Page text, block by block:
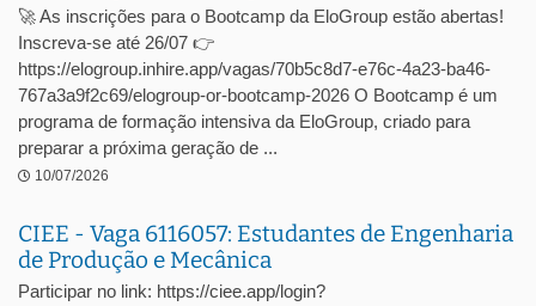
🚀 As inscrições para o Bootcamp da EloGroup estão abertas!
Inscreva-se até 26/07 👉
https://elogroup.inhire.app/vagas/70b5c8d7-e76c-4a23-ba46-
767a3a9f2c69/elogroup-or-bootcamp-2026 O Bootcamp é um
programa de formação intensiva da EloGroup, criado para
preparar a próxima geração de ...
10/07/2026
CIEE - Vaga 6116057: Estudantes de Engenharia
de Produção e Mecânica
Participar no link: https://ciee.app/login?